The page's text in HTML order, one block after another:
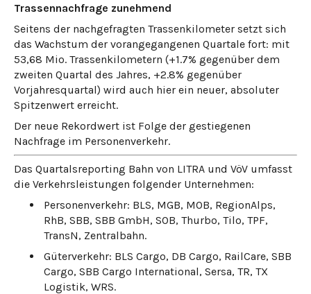
Trassennachfrage zunehmend
Seitens der nachgefragten Trassenkilometer setzt sich
das Wachstum der vorangegangenen Quartale fort: mit
53,68 Mio. Trassenkilometern (+1.7% gegenüber dem
zweiten Quartal des Jahres, +2.8% gegenüber
Vorjahresquartal) wird auch hier ein neuer, absoluter
Spitzenwert erreicht.
Der neue Rekordwert ist Folge der gestiegenen
Nachfrage im Personenverkehr.
Das Quartalsreporting Bahn von LITRA und VöV umfasst
die Verkehrsleistungen folgender Unternehmen:
Personenverkehr: BLS, MGB, MOB, RegionAlps,
RhB, SBB, SBB GmbH, SOB, Thurbo, Tilo, TPF,
TransN, Zentralbahn.
Güterverkehr: BLS Cargo, DB Cargo, RailCare, SBB
Cargo, SBB Cargo International, Sersa, TR, TX
Logistik, WRS.